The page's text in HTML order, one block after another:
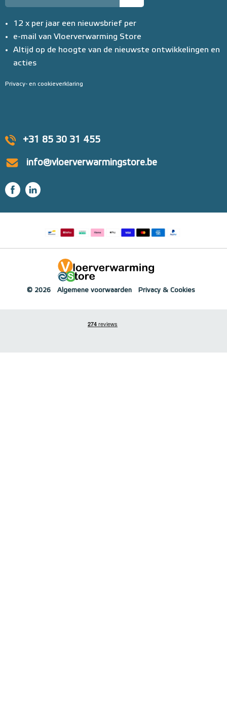
+31 85 30 31 455
info@vloerverwarmingstore.be
12 x per jaar een nieuwsbrief per
e-mail van Vloerverwarming Store
Altijd op de hoogte van de nieuwste ontwikkelingen en
acties
Privacy- en cookieverklaring
© 2026 Algemene voorwaarden Privacy & Cookies